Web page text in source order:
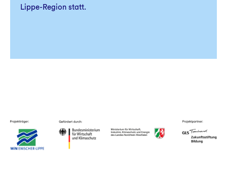
Lippe-Region statt.